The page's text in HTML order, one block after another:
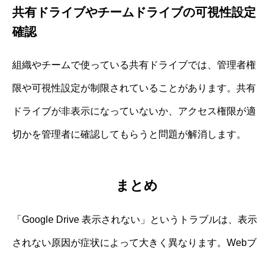
共有ドライブやチームドライブの可視性設定
確認
組織やチームで使っている共有ドライブでは、管理者権
限や可視性設定が制限されていることがあります。共有
ドライブが非表示になっていないか、アクセス権限が適
切かを管理者に確認してもらうと問題が解消します。
まとめ
「Google Drive 表示されない」というトラブルは、表示
されない原因が症状によって大きく異なります。Webブ